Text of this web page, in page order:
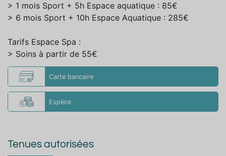
> 1 mois Sport + 5h Espace aquatique : 85€
> 6 mois Sport + 10h Espace Aquatique : 285€
Tarifs Espace Spa :
> Soins à partir de 55€
Carte bancaire
Espèce
Tenues autorisées